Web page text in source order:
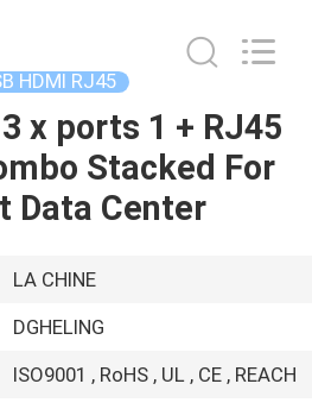
HDMI RJ45
x ports 1 + RJ45
Stacked For
Data Center
LA CHINE
DGHELING
ISO9001 , RoHS , UL , CE , REACH